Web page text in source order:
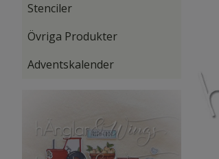
Stenciler
Övriga Produkter
Adventskalender